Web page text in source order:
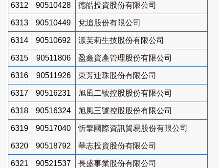
6312 90510428 德皓投資股份有限公司
6313 90510449 兌追股份有限公司
6314 90510692 漾芙莉生技股份有限公司
6315 90511806 盈鑫資產管理股份有限公司
6316 90511926 東芳連珠股份有限公司
6317 90516231 旭風二號控股股份有限公司
6318 90516324 旭風三號控股股份有限公司
6319 90517040 忻擎國際資訊貿易股份有限公司
6320 90518792 華志投資股份有限公司
6321 90521537 長盛事業股份有限公司